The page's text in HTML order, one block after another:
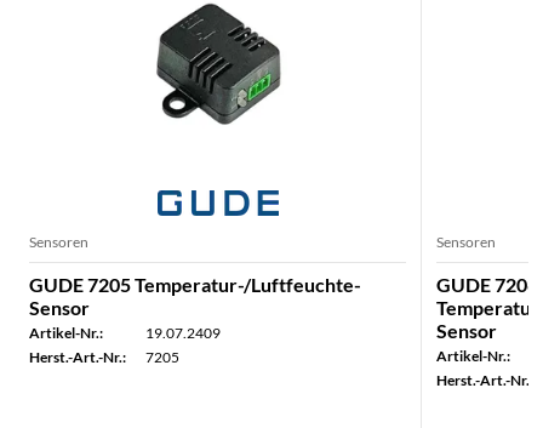
Sensoren
GUDE 7205 Temperatur-/Luftfeuchte-
Sensor
Artikel-Nr.:
19.07.2409
Herst.-Art.-Nr.:
7205
Sensoren
GUDE 7206
Sensor
Artikel-Nr.:
Herst.-Art.-Nr.: